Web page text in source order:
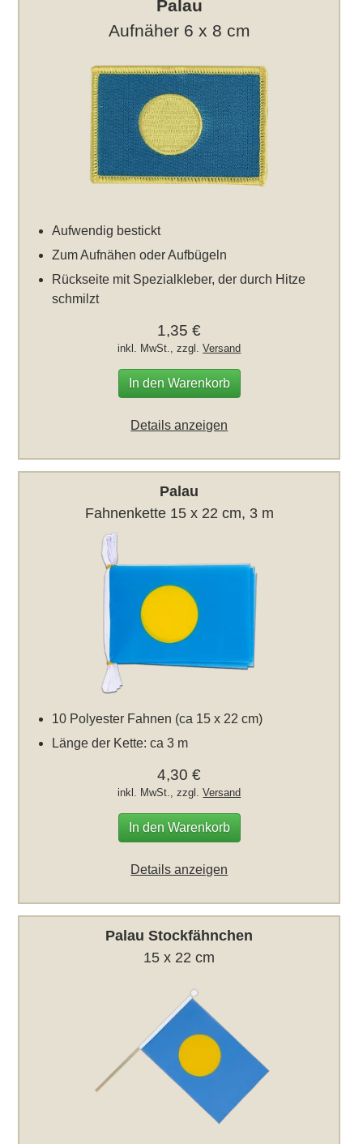
Palau
Aufnäher 6 x 8 cm
Aufwendig bestickt
Zum Aufnähen oder Aufbügeln
Rückseite mit Spezialkleber, der durch Hitze
schmilzt
1,35 €
inkl. MwSt., zzgl.Versand
In den Warenkorb
Details anzeigen
Palau
Fahnenkette 15 x 22 cm, 3 m
10 Polyester Fahnen (ca 15 x 22 cm)
Länge der Kette: ca 3 m
4,30 €
inkl. MwSt., zzgl.Versand
In den Warenkorb
Details anzeigen
Palau Stockfähnchen
15 x 22 cm